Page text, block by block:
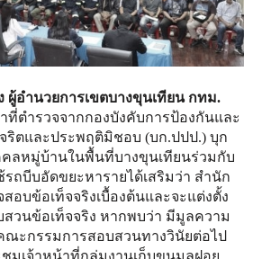
ผู้อำนวยการเขตบางขุนเทียน กทม.
ที่ตำรวจจากกองบังคับการป้องกันและ
ริตและประพฤติมิชอบ (บก.ปปป.) บุก
ลหมู่บ้านในพื้นที่บางขุนเทียนร่วมกับ
รถบีบอัดขยะหารายได้เสริมว่า สำนัก
สอบข้อเท็จจริงเบื้องต้นและจะแต่งตั้ง
วนข้อเท็จจริง หากพบว่า มีมูลความ
ณะกรรมการสอบสวนทางวินัยต่อไป
มเจ้าหน้าที่กลุ่มงานเก็บขนมูลฝอย